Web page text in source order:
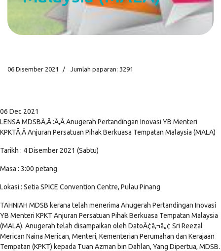
06 Disember 2021 Jumlah paparan: 3291
06 Dec 2021
LENSA MDSBÃ‚Â :Ã‚Â Anugerah Pertandingan Inovasi YB Menteri
KPKTÃ‚Â Anjuran Persatuan Pihak Berkuasa Tempatan Malaysia (MALA)
Tarikh : 4 Disember 2021 (Sabtu)
Masa : 3:00 petang
Lokasi : Setia SPICE Convention Centre, Pulau Pinang
TAHNIAH MDSB kerana telah menerima Anugerah Pertandingan Inovasi
YB Menteri KPKT Anjuran Persatuan Pihak Berkuasa Tempatan Malaysia
(MALA). Anugerah telah disampaikan oleh DatoÃ¢â‚¬â„¢ Sri Reezal
Merican Naina Merican, Menteri, Kementerian Perumahan dan Kerajaan
Tempatan (KPKT) kepada Tuan Azman bin Dahlan, Yang Dipertua, MDSB.